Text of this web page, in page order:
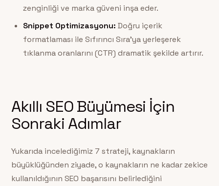
zenginliği ve marka güveni inşa eder.
Snippet Optimizasyonu: Doğru içerik
formatlaması ile Sıfırıncı Sıra’ya yerleşerek
tıklanma oranlarını (CTR) dramatik şekilde artırır.
Akıllı SEO Büyümesi İçin
Sonraki Adımlar
Yukarıda incelediğimiz 7 strateji, kaynakların
büyüklüğünden ziyade, o kaynakların ne kadar zekice
kullanıldığının SEO başarısını belirlediğini